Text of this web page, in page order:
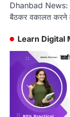
Dhanbad News:
बैठकर वकालत करने
Learn Digital